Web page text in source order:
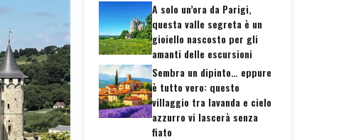
A solo un’ora da Parigi,
questa valle segreta è un
gioiello nascosto per gli
amanti delle escursioni
Sembra un dipinto… eppure
è tutto vero: questo
villaggio tra lavanda e cielo
azzurro vi lascerà senza
fiato